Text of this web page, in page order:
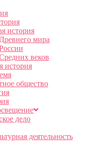
история
мира
веков
история
общество
дело
деятельность